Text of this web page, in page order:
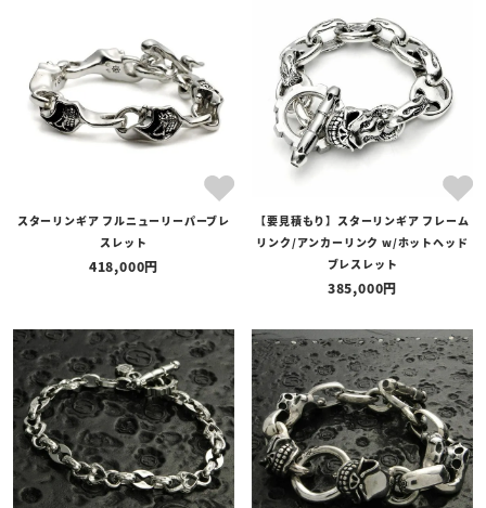
スターリンギア フルニューリーパーブレ
スレット
418,000
【要見積もり】スターリンギア フレーム
リンク/アンカーリンク w/ホットヘッド
ブレスレット
385,000